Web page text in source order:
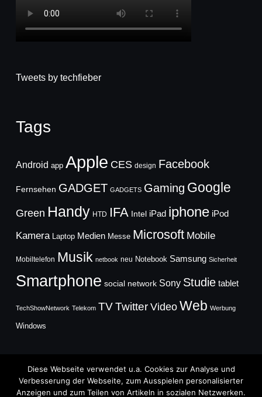
Tweets by techfieber
Tags
Android app Apple CES design Facebook
Fernsehen GADGET GADGETS Gaming Google
Green Handy HTD IFA Intel iPad iphone iPod
Kamera Laptop Medien Messe Microsoft Mobile
Mobiltelefon Musik netbook neu Notebook Samsung Sicherheit
Smartphone social network Sony Studie tablet
TechShowNetwork Telekom TVTwitter Video Web Werbung
Windows
Copyright © 2026
Diese Webseite verwendet u.a. Cookies zur Analyse und
Verbesserung der Webseite, zum Ausspielen personalisierter
Anzeigen und zum Teilen von Artikeln in sozialen Netzwerken.